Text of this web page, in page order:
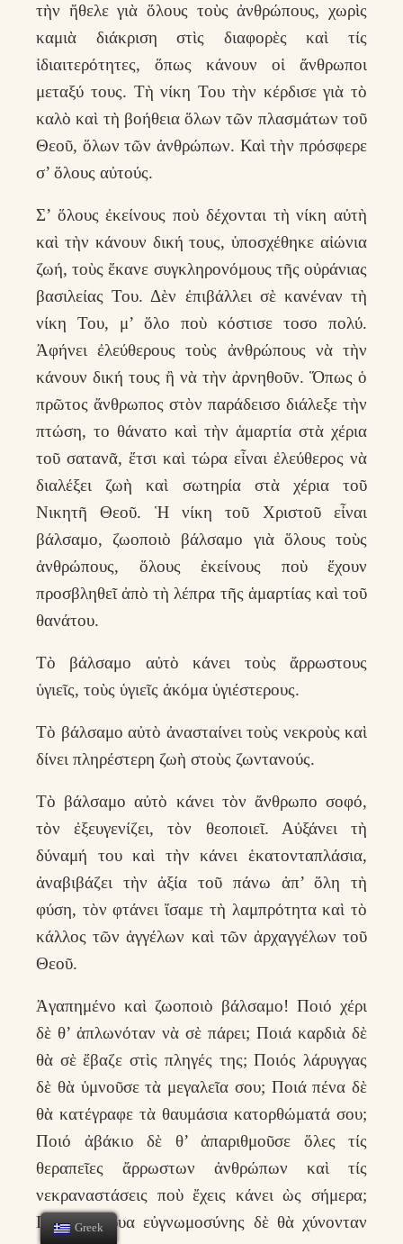
τὴν ἤθελε γιὰ ὅλους τοὺς ἀνθρώπους, χωρὶς
καμιὰ διάκριση στὶς διαφορὲς καὶ τίς
ἰδιαιτερότητες, ὅπως κάνουν οἱ ἄνθρωποι
μεταξύ τους. Τὴ νίκη Του τὴν κέρδισε γιὰ τὸ
καλὸ καὶ τὴ βοήθεια ὅλων τῶν πλασμάτων τοῦ
Θεοῦ, ὅλων τῶν ἀνθρώπων. Καὶ τὴν πρόσφερε
σ’ ὅλους αὐτούς.
Σ’ ὅλους ἐκείνους ποὺ δέχονται τὴ νίκη αὐτὴ
καὶ τὴν κάνουν δική τους, ὑποσχέθηκε αἰώνια
ζωή, τοὺς ἔκανε συγκληρονόμους τῆς οὐράνιας
βασιλείας Του. Δὲν ἐπιβάλλει σὲ κανέναν τὴ
νίκη Του, μ’ ὅλο ποὺ κόστισε τοσο πολύ.
Ἀφήνει ἐλεύθερους τοὺς ἀνθρώπους νὰ τὴν
κάνουν δική τους ἢ νὰ τὴν ἀρνηθοῦν. Ὅπως ὁ
πρῶτος ἄνθρωπος στὸν παράδεισο διάλεξε τὴν
πτώση, το θάνατο καὶ τὴν ἁμαρτία στὰ χέρια
τοῦ σατανᾶ, ἔτσι καὶ τώρα εἶναι ἐλεύθερος νὰ
διαλέξει ζωὴ καὶ σωτηρία στὰ χέρια τοῦ
Νικητῆ Θεοῦ. Ἡ νίκη τοῦ Χριστοῦ εἶναι
βάλσαμο, ζωοποιὸ βάλσαμο γιὰ ὅλους τοὺς
ἀνθρώπους, ὅλους ἐκείνους ποὺ ἔχουν
προσβληθεῖ ἀπὸ τὴ λέπρα τῆς ἁμαρτίας καὶ τοῦ
θανάτου.
Τὸ βάλσαμο αὐτὸ κάνει τοὺς ἄρρωστους
ὑγιεῖς, τοὺς ὑγιεῖς ἀκόμα ὑγιέστερους.
Τὸ βάλσαμο αὐτὸ ἀνασταίνει τοὺς νεκροὺς καὶ
δίνει πληρέστερη ζωὴ στοὺς ζωντανούς.
Τὸ βάλσαμο αὐτὸ κάνει τὸν ἄνθρωπο σοφό,
τὸν ἐξευγενίζει, τὸν θεοποιεῖ. Αὐξάνει τὴ
δύναμή του καὶ τὴν κάνει ἑκατονταπλάσια,
ἀναβιβάζει τὴν ἀξία τοῦ πάνω ἀπ’ ὅλη τὴ
φύση, τὸν φτάνει ἴσαμε τὴ λαμπρότητα καὶ τὸ
κάλλος τῶν ἀγγέλων καὶ τῶν ἀρχαγγέλων τοῦ
Θεοῦ.
Ἀγαπημένο καὶ ζωοποιὸ βάλσαμο! Ποιό χέρι
δὲ θ’ ἁπλωνόταν νὰ σὲ πάρει; Ποιά καρδιὰ δὲ
θὰ σὲ ἔβαζε στὶς πληγές της; Ποιός λάρυγγας
δὲ θὰ ὑμνοῦσε τὰ μεγαλεῖα σου; Ποιά πένα δὲ
θὰ κατέγραφε τὰ θαυμάσια κατορθώματά σου;
Ποιό ἀβάκιο δὲ θ’ ἀπαριθμοῦσε ὅλες τίς
θεραπεῖες ἄρρωστων ἀνθρώπων καὶ τίς
νεκραναστάσεις ποὺ ἔχεις κάνει ὼς σήμερα;
Πόσα δάκρυα εὐγνωμοσύνης δὲ θὰ χύνονταν
Greek